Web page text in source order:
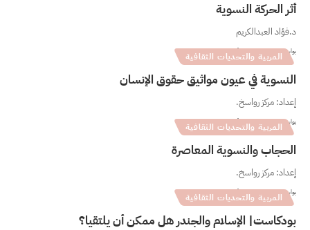
أثر الحركة النسوية
د.فؤاد العبدالكريم
بواسطةفريق بانيات 0 دقيقة للقراءة
المربية والتحديات الثقافية
النسوية في عيون مواثيق حقوق الإنسان
إعداد: مركز رواسخ.
بواسطةفريق بانيات 0 دقيقة للقراءة
المربية والتحديات الثقافية
الحجاب والنسوية المعاصرة
إعداد: مركز رواسخ.
بواسطةفريق بانيات 0 دقيقة للقراءة
المربية والتحديات الثقافية
بودكاست| الإسلام والجندر هل ممكن أن يلتقيا؟